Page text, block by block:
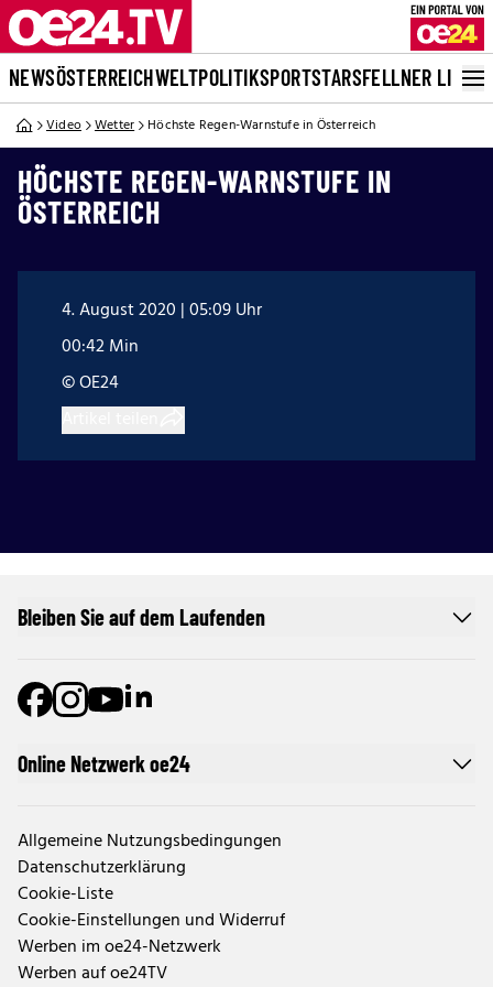
NEWSÖSTERREICHWELTPOLITIKSPORTSTARSFELLNER LIVE
Video Wetter Höchste Regen-Warnstufe in Österreich
HÖCHSTE REGEN-WARNSTUFE IN
ÖSTERREICH
4. August 2020 | 05:09 Uhr
00:42 Min
© OE24
Online Netzwerk oe24
Allgemeine Nutzungsbedingungen
Datenschutzerklärung
Cookie-Liste
Cookie-Einstellungen und Widerruf
Werben im oe24-Netzwerk
Werben auf oe24TV
Bleiben Sie auf dem Laufenden